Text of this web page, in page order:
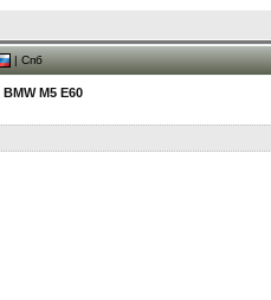
| Спб
BMW M5 E60